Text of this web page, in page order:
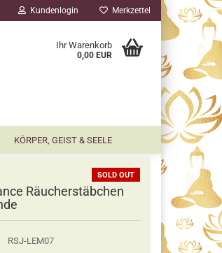
Kundenlogin Merkzettel
Ihr Warenkorb
0,00 EUR
KÖRPER, GEIST & SEELE
SOLD OUT
Räucherstäbchen
RSJ-LEM07